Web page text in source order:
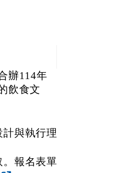
辦114年
飲食文
與執行理
報名表單